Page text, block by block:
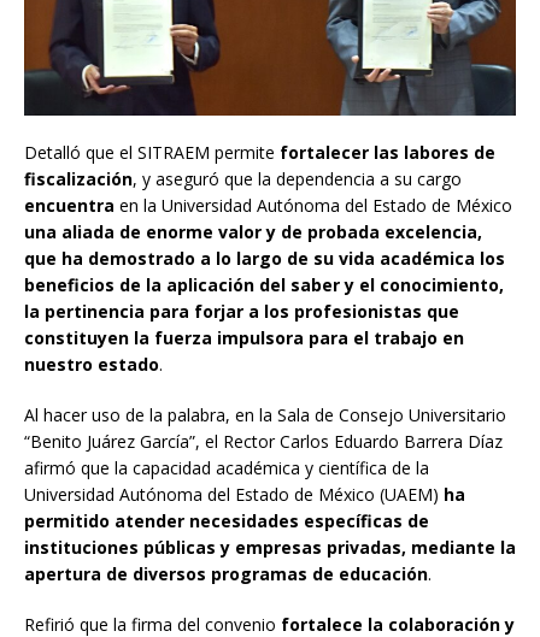
Detalló que el SITRAEM permite fortalecer las labores de
fiscalización, y aseguró que la dependencia a su cargo
encuentra en la Universidad Autónoma del Estado de México
una aliada de enorme valor y de probada excelencia,
que ha demostrado a lo largo de su vida académica los
beneficios de la aplicación del saber y el conocimiento,
la pertinencia para forjar a los profesionistas que
constituyen la fuerza impulsora para el trabajo en
nuestro estado.
Al hacer uso de la palabra, en la Sala de Consejo Universitario
“Benito Juárez García”, el Rector Carlos Eduardo Barrera Díaz
afirmó que la capacidad académica y científica de la
Universidad Autónoma del Estado de México (UAEM) ha
permitido atender necesidades específicas de
instituciones públicas y empresas privadas, mediante la
apertura de diversos programas de educación.
Refirió que la firma del convenio fortalece la colaboración y